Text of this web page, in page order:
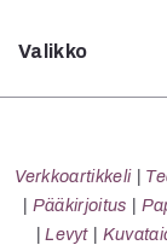
Sulje
Valikko
Verkkoartikkeli
Pääkirjoitus
Levyt